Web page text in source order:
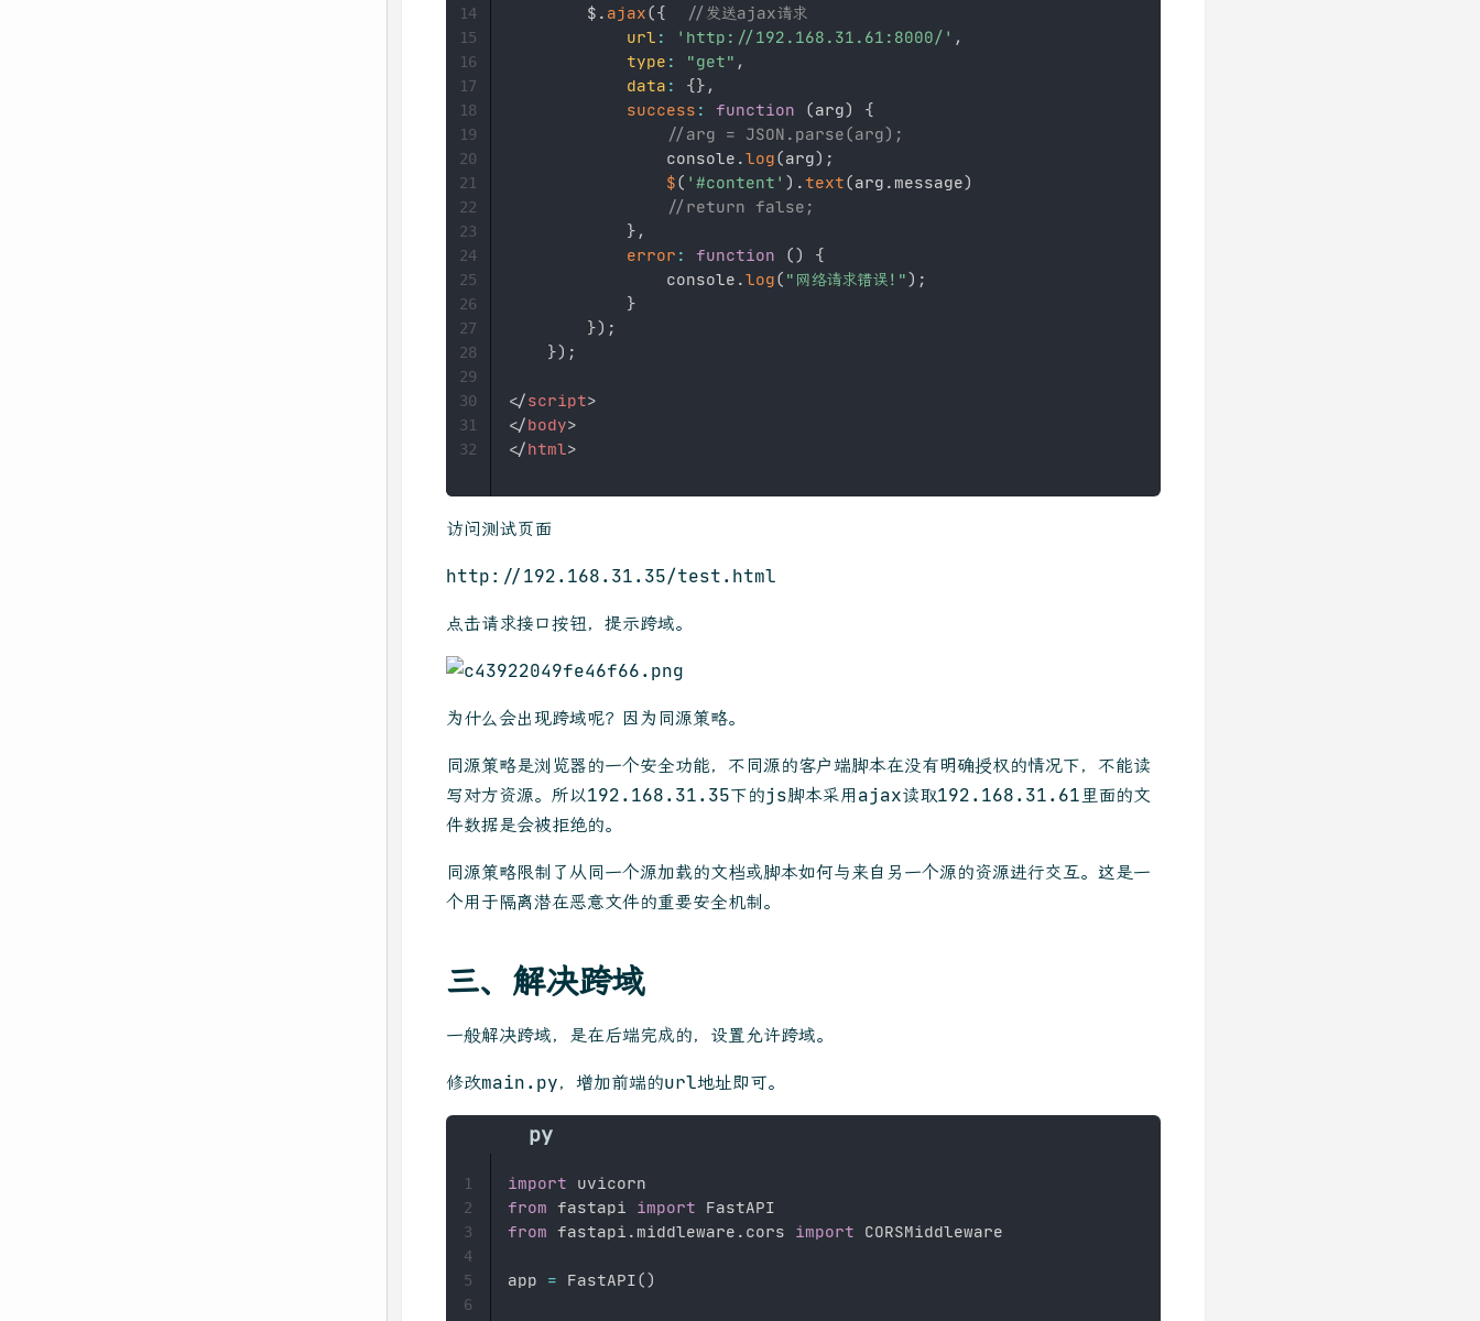
        $
. ajax({
//发送ajax请求
url : 'http://192.168.31.61:8000/' ,
type : "get" ,
data : {} ,
success : function (arg)
{
//arg = JSON.parse(arg);
                console
.log(arg) ;
$( '#content' ) .text(arg . message)
//return false;
} ,
error : function ()
{
                console
.log( "网络请求错误!") ;
}
}) ;
}) ;
</script>
</body>
</html>
14
15
16
17
18
19
20
21
22
23
24
25
26
27
28
29
30
31
32
访问测试页面
http://192.168.31.35/test.html
点击请求接口按钮，提示跨域。
为什么会出现跨域呢？因为同源策略。
同源策略是浏览器的一个安全功能，不同源的客户端脚本在没有明确授权的情况下，不能读
写对方资源。所以192.168.31.35下的js脚本采用ajax读取192.168.31.61里面的文
件数据是会被拒绝的。
同源策略限制了从同一个源加载的文档或脚本如何与来自另一个源的资源进行交互。这是一
个用于隔离潜在恶意文件的重要安全机制。
三、解决跨域
一般解决跨域，是在后端完成的，设置允许跨域。
修改main.py，增加前端的url地址即可。
import
from fastapi import
from fastapi . middleware . cors import CORSMiddleware
app = FastAPI( )
1
2
3
4
5
6